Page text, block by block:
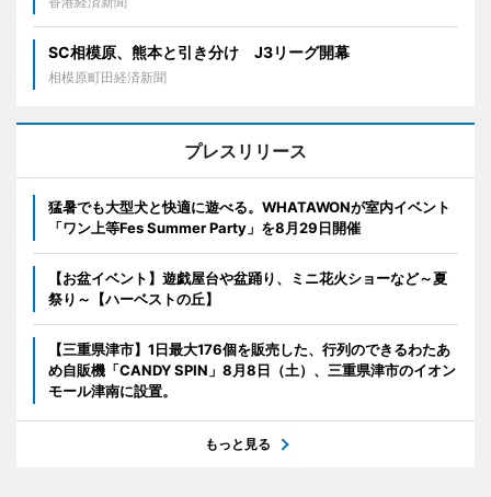
SC相模原、熊本と引き分け J3リーグ開幕
相模原町田経済新聞
プレスリリース
猛暑でも大型犬と快適に遊べる。WHATAWONが室内イベント
「ワン上等Fes Summer Party」を8月29日開催
【お盆イベント】遊戯屋台や盆踊り、ミニ花火ショーなど～夏
祭り～【ハーベストの丘】
【三重県津市】1日最大176個を販売した、行列のできるわたあ
め自販機「CANDY SPIN」8月8日（土）、三重県津市のイオン
モール津南に設置。
もっと見る